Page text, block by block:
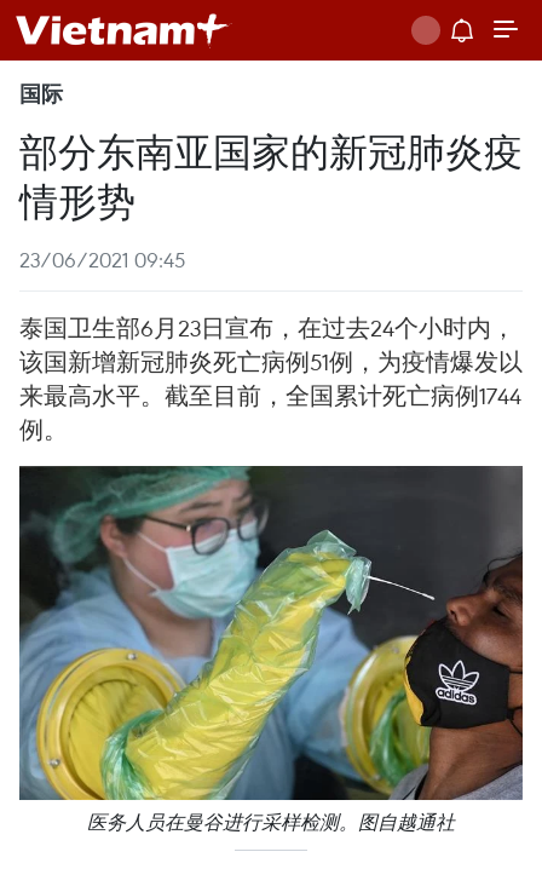
国际
部分东南亚国家的新冠肺炎疫
情形势
23/06/2021 09:45
泰国卫生部6月23日宣布，在过去24个小时内，
该国新增新冠肺炎死亡病例51例，为疫情爆发以
来最高水平。截至目前，全国累计死亡病例1744
例。
医务人员在曼谷进行采样检测。图自越通社